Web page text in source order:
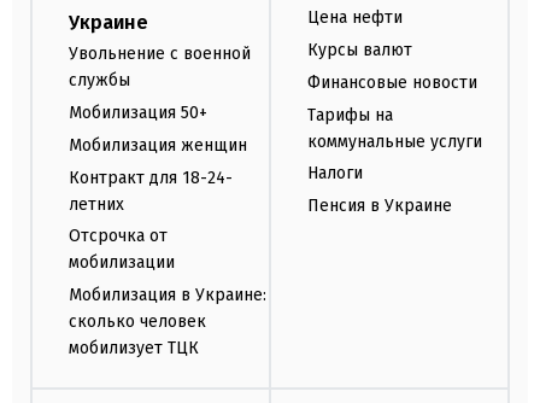
Украине
Увольнение с военной
службы
Мобилизация 50+
Мобилизация женщин
Контракт для 18-24-
летних
Отсрочка от
мобилизации
Мобилизация в Украине:
сколько человек
мобилизует ТЦК
Цена нефти
Курсы валют
Финансовые новости
Тарифы на
коммунальные услуги
Налоги
Пенсия в Украине